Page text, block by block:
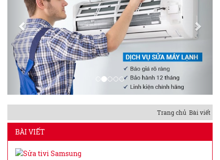
Trang chủ Bài viết
BÀI VIẾT